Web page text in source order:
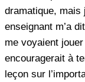
dramatique, mais
enseignant m’a
me voyaient
encouragerait à
leçon sur